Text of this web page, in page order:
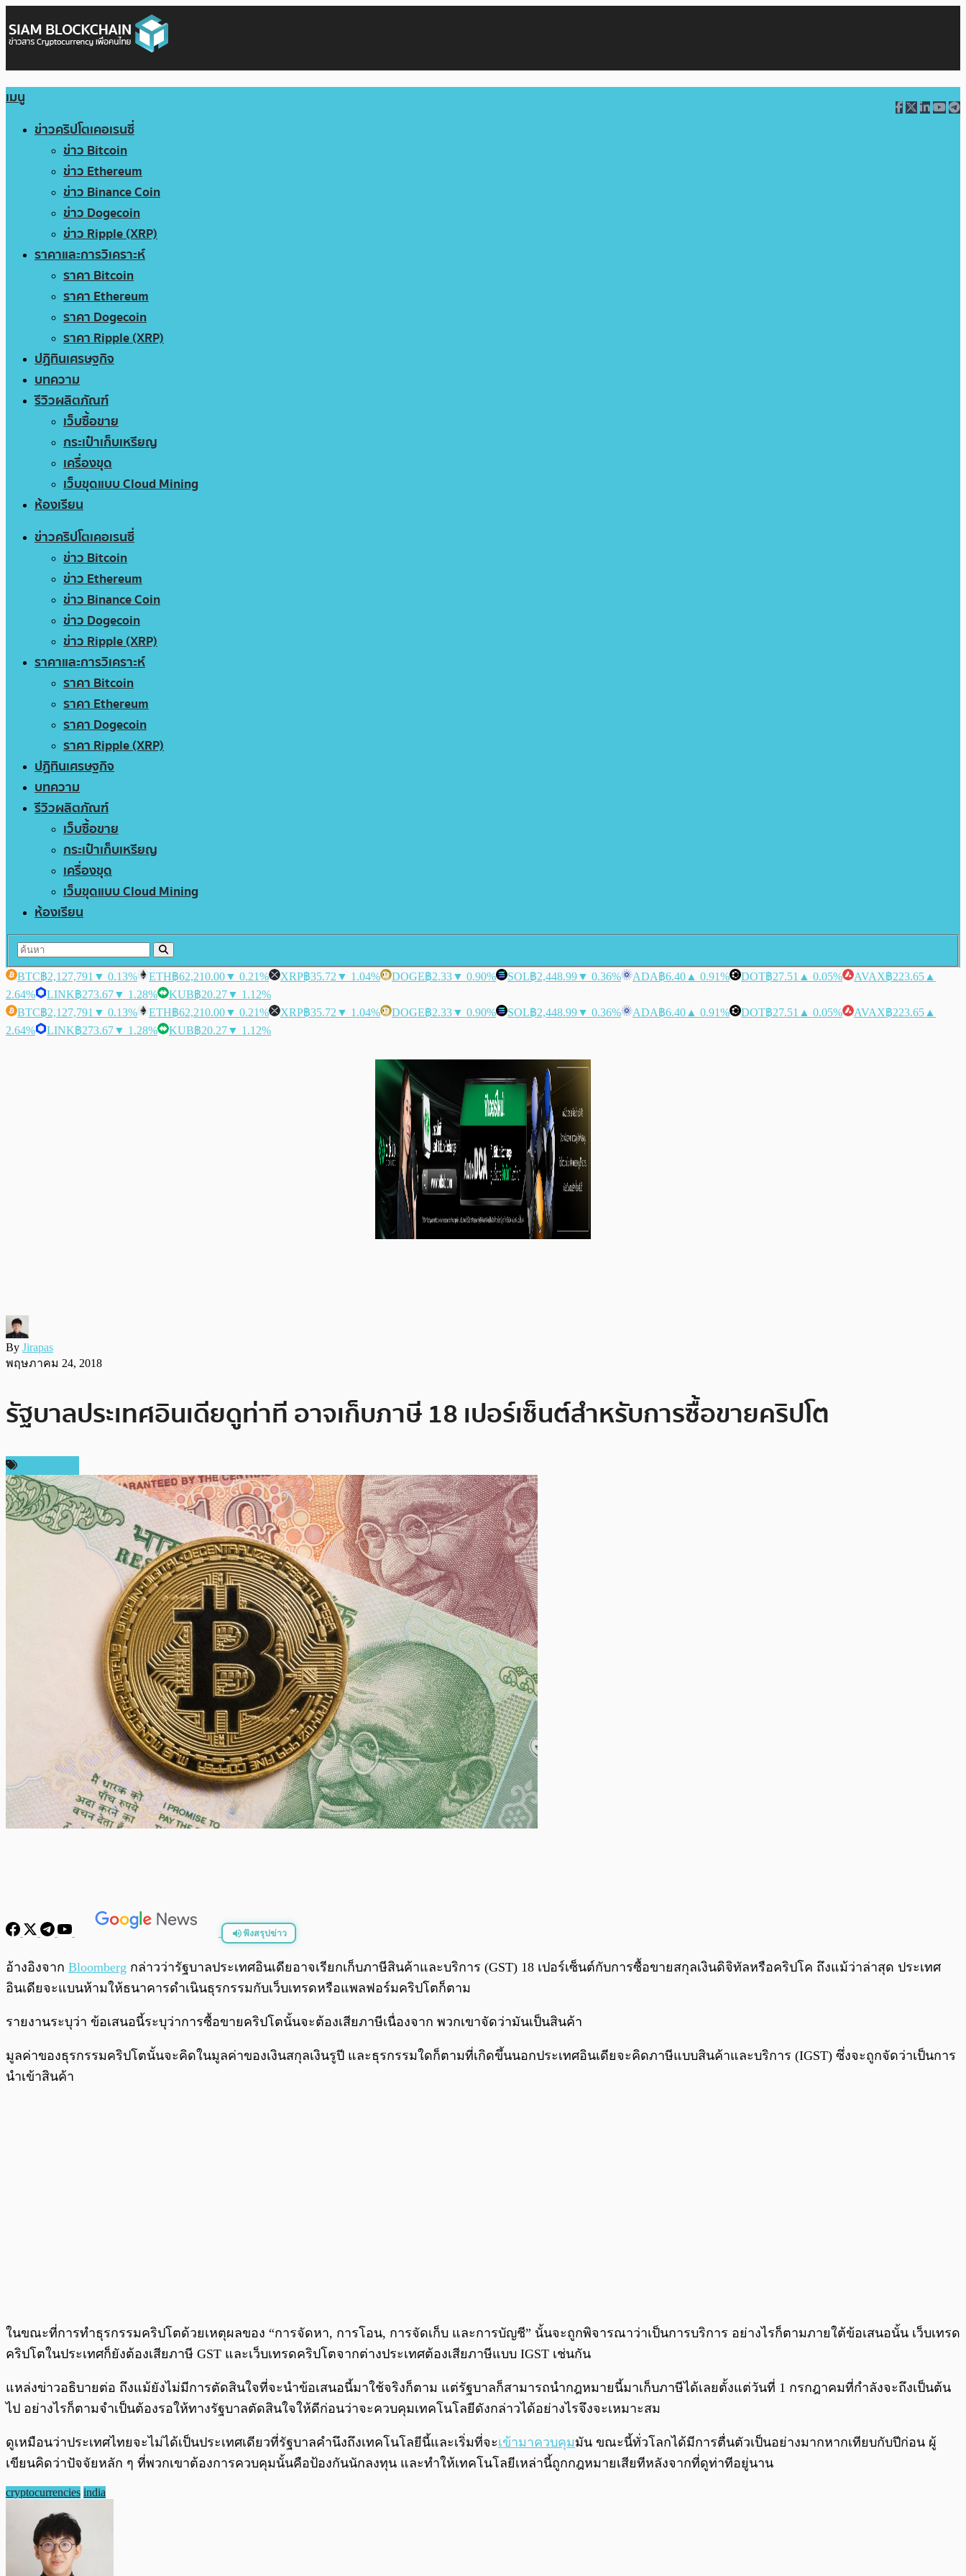
เมนู
ข่าวคริปโตเคอเรนซี่
ข่าว Bitcoin
ข่าว Ethereum
ข่าว Binance Coin
ข่าว Dogecoin
ข่าว Ripple (XRP)
ราคาและการวิเคราะห์
ราคา Bitcoin
ราคา Ethereum
ราคา Dogecoin
ราคา Ripple (XRP)
ปฏิทินเศรษฐกิจ
บทความ
รีวิวผลิตภัณฑ์
เว็บซื้อขาย
กระเป๋าเก็บเหรียญ
เครื่องขุด
เว็บขุดแบบ Cloud Mining
ห้องเรียน
ข่าวคริปโตเคอเรนซี่
ข่าว Bitcoin
ข่าว Ethereum
ข่าว Binance Coin
ข่าว Dogecoin
ข่าว Ripple (XRP)
ราคาและการวิเคราะห์
ราคา Bitcoin
ราคา Ethereum
ราคา Dogecoin
ราคา Ripple (XRP)
ปฏิทินเศรษฐกิจ
บทความ
รีวิวผลิตภัณฑ์
เว็บซื้อขาย
กระเป๋าเก็บเหรียญ
เครื่องขุด
เว็บขุดแบบ Cloud Mining
ห้องเรียน
BTC฿2,127,791 ▼ 0.13% ETH฿62,210.00▼ 0.21% XRP฿35.72 ▼ 1.04% DOGE฿2.33▼ 0.90% SOL฿2,448.99▼ 0.36% ADA฿6.40 ▲ 0.91% DOT฿27.51 ▲ 0.05% AVAX฿223.65 ▲
2.64%
LINK฿273.67▼ 1.28% KUB฿20.27▼ 1.12%
BTC฿2,127,791 ▼ 0.13% ETH฿62,210.00▼ 0.21% XRP฿35.72 ▼ 1.04% DOGE฿2.33▼ 0.90% SOL฿2,448.99▼ 0.36% ADA฿6.40 ▲ 0.91% DOT฿27.51 ▲ 0.05% AVAX฿223.65 ▲
2.64%
LINK฿273.67▼ 1.28% KUB฿20.27▼ 1.12%
By Jirapas
พฤษภาคม 24, 2018
รัฐบาลประเทศอินเดียดูท่าที อาจเก็บภาษี 18 เปอร์เซ็นต์สำหรับการซื้อขายคริปโต
ฟังสรุปข่าว
พร้อมเล่น 0:00 0:00
อ้างอิงจาก Bloomberg กล่าวว่ารัฐบาลประเทศอินเดียอาจเรียกเก็บภาษีสินค้าและบริการ (GST) 18 เปอร์เซ็นต์กับการซื้อขายสกุลเงินดิจิทัลหรือคริปโค ถึงแม้ว่าล่าสุด ประเทศ
อินเดียจะแบนห้ามให้ธนาคารดำเนินธุรกรรมกับเว็บเทรดหรือแพลฟอร์มคริปโตก็ตาม
รายงานระบุว่า ข้อเสนอนี้ระบุว่าการซื้อขายคริปโตนั้นจะต้องเสียภาษีเนื่องจาก พวกเขาจัดว่ามันเป็นสินค้า
มูลค่าของธุรกรรมคริปโตนั้นจะคิดในมูลค่าของเงินสกุลเงินรูปี และธุรกรรมใดก็ตามที่เกิดขึ้นนอกประเทศอินเดียจะคิดภาษีแบบสินค้าและบริการ (IGST) ซึ่งจะถูกจัดว่าเป็นการ
นำเข้าสินค้า
ในขณะที่การทำธุรกรรมคริปโตด้วยเหตุผลของ “การจัดหา, การโอน, การจัดเก็บ และการบัญชี” นั้นจะถูกพิจารณาว่าเป็นการบริการ อย่างไรก็ตามภายใต้ข้อเสนอนั้น เว็บเทรด
คริปโตในประเทศก็ยังต้องเสียภาษี GST และเว็บเทรดคริปโตจากต่างประเทศต้องเสียภาษีแบบ IGST เช่นกัน
แหล่งข่าวอธิบายต่อ ถึงแม้ยังไม่มีการตัดสินใจที่จะนำข้อเสนอนี้มาใช้จริงก็ตาม แต่รัฐบาลก็สามารถนำกฎหมายนี้มาเก็บภาษีได้เลยตั้งแต่วันที่ 1 กรกฎาคมที่กำลังจะถึงเป็นต้น
ไป อย่างไรก็ตามจำเป็นต้องรอให้ทางรัฐบาลตัดสินใจให้ดีก่อนว่าจะควบคุมเทคโนโลยีดังกล่าวได้อย่างไรจึงจะเหมาะสม
ดูเหมือนว่าประเทศไทยจะไม่ได้เป็นประเทศเดียวที่รัฐบาลคำนึงถึงเทคโนโลยีนี้และเริ่มที่จะเข้ามาควบคุมมัน ขณะนี้ทั่วโลกได้มีการตื่นตัวเป็นอย่างมากหากเทียบกับปีก่อน ผู้
เขียนคิดว่าปัจจัยหลัก ๆ ที่พวกเขาต้องการควบคุมนั้นคือป้องกันนักลงทุน และทำให้เทคโนโลยีเหล่านี้ถูกกฎหมายเสียทีหลังจากที่ดูท่าทีอยู่นาน
cryptocurrencies india